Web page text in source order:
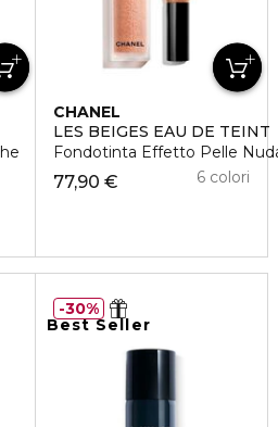
CHANEL
LES BEIGES EAU DE TEINT
Fondotinta Effetto Pelle
77,90 € 6 colori
Best Seller
30%